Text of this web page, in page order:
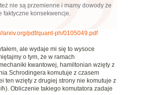
nie są przemienne i mamy dowody że
faktyczne konsekwencje.
arxiv.org/pdf/quant-ph/0105049.pdf
ale wydaje mi się to wysoce
o tym, że w ramach
kwantowej, hamiltonian wzięty z
Schrodingera komutuje z czasem
ten wzięty z drugiej strony nie komutuje z
Obliczenie takiego komutatora zadaje